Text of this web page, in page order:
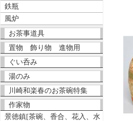
鉄瓶
風炉
お茶事道具
置物 飾り物 進物用
ぐい呑み
湯のみ
川崎和楽春のお茶碗特集
作家物
景徳鎮[茶碗、香合、花入、水